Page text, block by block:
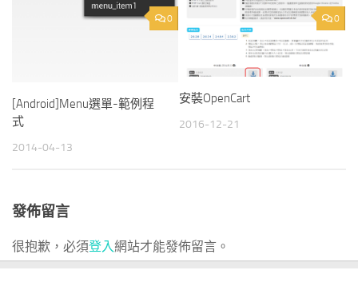
0
[Android]Menu選單-範例程
式
2014-04-13
0
安裝OpenCart
2016-12-21
發佈留言
很抱歉，必須登入網站才能發佈留言。